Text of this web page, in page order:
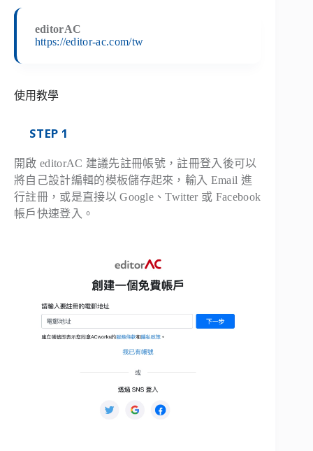
editorAC
https://editor-ac.com/tw
使用教學
STEP 1
開啟 editorAC 建議先註冊帳號，註冊登入後可以
將自己設計編輯的模板儲存起來，輸入 Email 進
行註冊，或是直接以 Google、Twitter 或 Facebook
帳戶快速登入。